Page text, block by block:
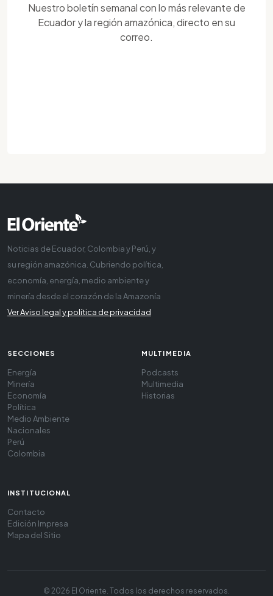
Nuestro boletín semanal con lo más relevante de
Ecuador y la región amazónica, directo en su
correo.
Noticias de Ecuador, Colombia y Perú, y
su región amazónica. Cubriendo política,
economía, energía, medio ambiente y
minería desde el corazón de la Amazonía
Ver Aviso legal y política de privacidad
SECCIONES
Energía
Minería
Economía
Política
Medio Ambiente
Nacionales
Perú
Colombia
MULTIMEDIA
Podcasts
Multimedia
Historias
INSTITUCIONAL
Contacto
Edición Impresa
Mapa del Sitio
© 2026 El Oriente. Todos los derechos reservados.